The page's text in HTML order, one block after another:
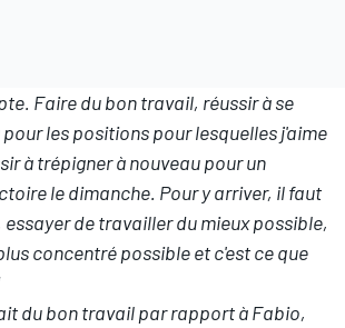
Faire du bon travail, réussir à se
les positions pour lesquelles j'aime
à trépigner à nouveau pour un
le dimanche. Pour y arriver, il faut
de travailler du mieux possible,
concentré possible et c'est ce que
du bon travail par rapport à Fabio,